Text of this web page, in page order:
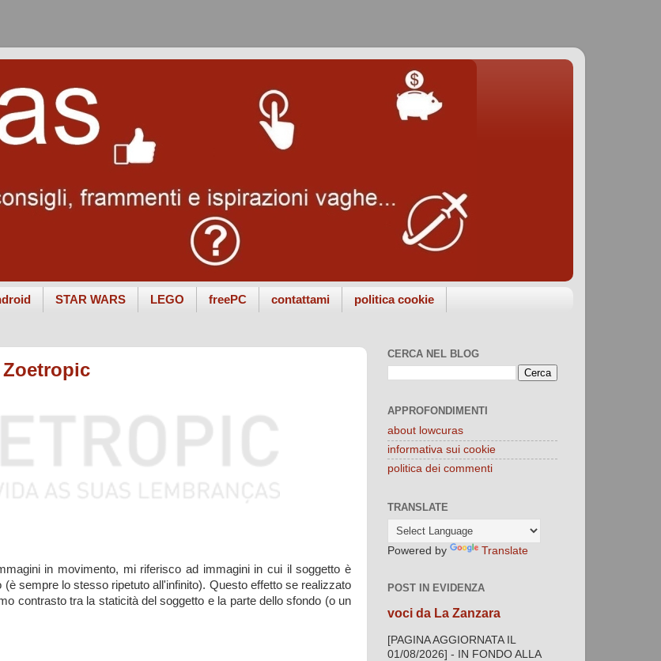
STAR WARS LEGO freePC contattami politica cookie
in movimento, mi riferisco ad immagini in cui il soggetto è
sempre lo stesso ripetuto all'infinito). Questo effetto se realizzato
contrasto tra la staticità del soggetto e la parte dello sfondo (o un
CERCA NEL BLOG
APPROFONDIMENTI
about lowcuras
informativa sui cookie
politica dei commenti
TRANSLATE
Powered by Translate
POST IN EVIDENZA
voci da La Zanzara
[PAGINA AGGIORNATA IL
01/08/2026] - IN FONDO ALLA